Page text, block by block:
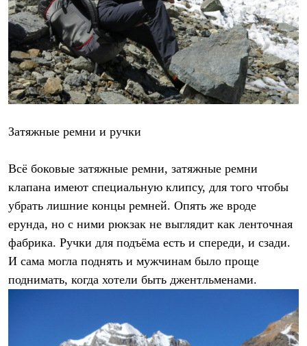
Затяжные ремни и ручки
Всё боковые затяжные ремни, затяжные ремни
клапана имеют специальную клипсу, для того чтобы
убрать лишние концы ремней. Опять же вроде
ерунда, но с ними рюкзак не выглядит как ленточная
фабрика. Ручки для подъёма есть и спереди, и сзади.
И сама могла поднять и мужчинам было проще
поднимать, когда хотели быть джентльменами.